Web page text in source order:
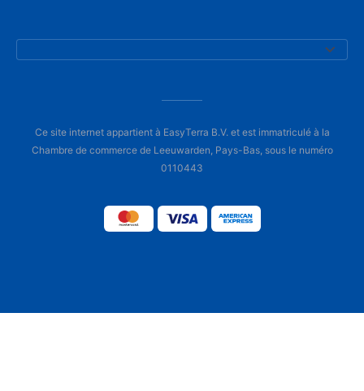
Ce site internet appartient à EasyTerra B.V. et est immatriculé à la
Chambre de commerce de Leeuwarden, Pays-Bas, sous le numéro
0110443